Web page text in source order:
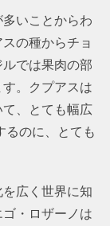
いことからわ
の種からチョ
では果肉の部
。クプアスは
、とても幅広
るのに、とても
広く世界に知
・ロザーノは